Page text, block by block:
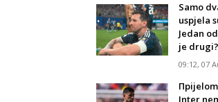
Samo
uspjela
Jedan
je drugi?
09:12, 07
Inter